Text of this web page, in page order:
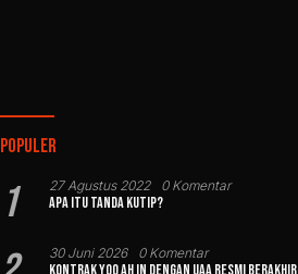
Populer
1 27 Agustus 2022 0 Komentar
Apa Itu Tanda Kutip?
30 Juni 2026 0 Komentar
Kontrak Yoo Ah In dengan UAA Resmi Berakhir